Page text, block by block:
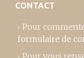
CONTACT
Pour
formulaire de
Pour vous